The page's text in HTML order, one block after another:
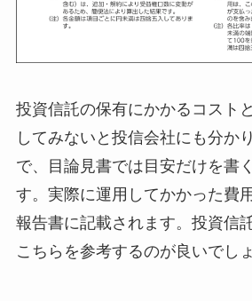
投資信託の保有にかかるコスト
してみないと投信会社にも分か
で、目論見書では目安だけを書
す。実際に運用してかかった費
報告書に記載されます。投資信
こちらを参考するのが良いでしょ